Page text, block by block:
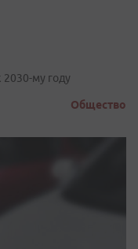
2030-му году
Общество